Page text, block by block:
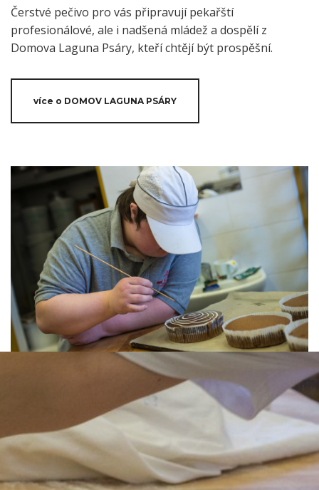
Čerstvé pečivo pro vás připravují pekařští
profesionálové, ale i nadšená mládež a dospělí z
Domova Laguna Psáry, kteří chtějí být prospěšní.
více o DOMOV LAGUNA PSÁRY